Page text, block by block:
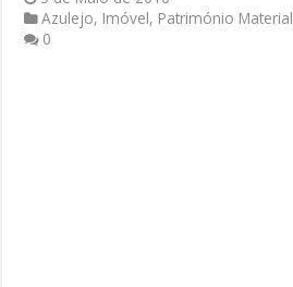
Azulejo, Imóvel, Património Material
0